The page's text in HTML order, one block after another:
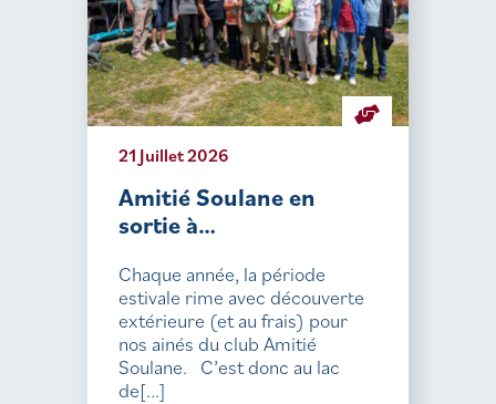
21 Juillet 2026
Amitié Soulane en
sortie à…
Chaque année, la période
estivale rime avec découverte
extérieure (et au frais) pour
nos ainés du club Amitié
Soulane. C’est donc au lac
de[...]